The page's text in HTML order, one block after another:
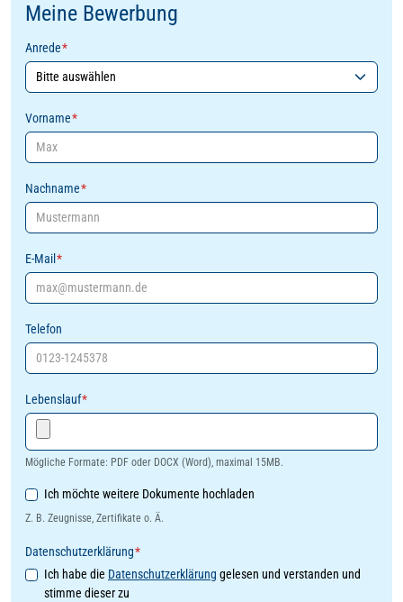
Meine Bewerbung
Anrede*
Vorname*
Nachname*
E-Mail *
Telefon
Lebenslauf*
Mögliche Formate: PDF oder DOCX (Word), maximal 15MB.
Weitere Dokumente
Ich möchte weitere Dokumente hochladen
Z. B. Zeugnisse, Zertifikate o. Ä.
Datenschutzerklärung*
Ich habe die Datenschutzerklärung gelesen und verstanden und
stimme dieser zu